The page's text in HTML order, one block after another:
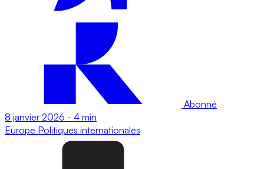
Abonné
8 janvier 2026 - 4 min
Europe Politiques internationales